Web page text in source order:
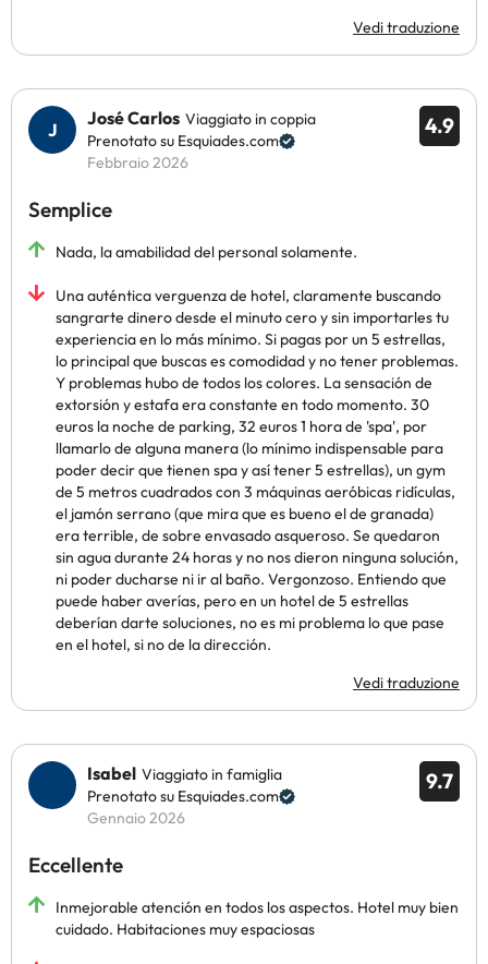
Vedi traduzione
4.9
José Carlos Viaggiato in coppia
Prenotato su Esquiades.com
Febbraio 2026
Semplice
Nada, la amabilidad del personal solamente.
Una auténtica verguenza de hotel, claramente buscando
sangrarte dinero desde el minuto cero y sin importarles tu
experiencia en lo más mínimo. Si pagas por un 5 estrellas,
lo principal que buscas es comodidad y no tener problemas.
Y problemas hubo de todos los colores. La sensación de
extorsión y estafa era constante en todo momento. 30
euros la noche de parking, 32 euros 1 hora de 'spa', por
llamarlo de alguna manera (lo mínimo indispensable para
poder decir que tienen spa y así tener 5 estrellas), un gym
de 5 metros cuadrados con 3 máquinas aeróbicas ridículas,
el jamón serrano (que mira que es bueno el de granada)
era terrible, de sobre envasado asqueroso. Se quedaron
sin agua durante 24 horas y no nos dieron ninguna solución,
ni poder ducharse ni ir al baño. Vergonzoso. Entiendo que
puede haber averías, pero en un hotel de 5 estrellas
deberían darte soluciones, no es mi problema lo que pase
en el hotel, si no de la dirección.
Vedi traduzione
9.7
Isabel Viaggiato in famiglia
Prenotato su Esquiades.com
Gennaio 2026
Eccellente
Inmejorable atención en todos los aspectos. Hotel muy bien
cuidado. Habitaciones muy espaciosas